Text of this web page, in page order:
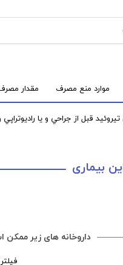
موارد منع مصرف مقدار
تيروئيد قبل از جراحي و يا
بیماری
داروخانه های زیر ممکن